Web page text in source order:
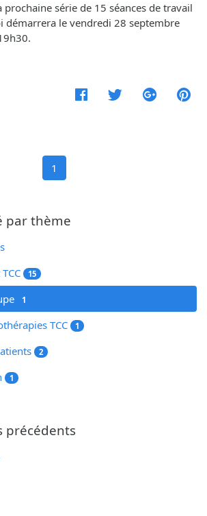
prochaine série de 15 séances de travail
démarrera le vendredi 28 septembre
Facebook
TwitterGoogle
1
par thème
15
1
TCC 1
2
1
précédents